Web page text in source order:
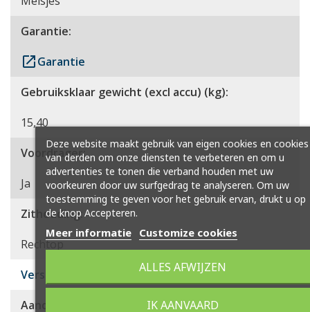
Garantie:
launchGarantie
Gebruiksklaar gewicht (excl accu) (kg):
15,40
Voordrager:
Ja
Zithouding:
Rechtop
Versnellingen
Aandrijving:
Deze website maakt gebruik van eigen cookies en cookies
van derden om onze diensten te verbeteren en om u
advertenties te tonen die verband houden met uw
voorkeuren door uw surfgedrag te analyseren. Om uw
toestemming te geven voor het gebruik ervan, drukt u op
de knop Accepteren.
Meer informatie Customize cookies
ALLES AFWIJZEN
IK AANVAARD